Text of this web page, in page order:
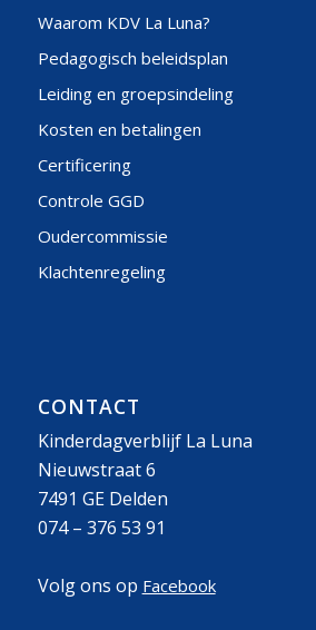
Waarom KDV La Luna?
Pedagogisch beleidsplan
Leiding en groepsindeling
Kosten en betalingen
Certificering
Controle GGD
Oudercommissie
Klachtenregeling
CONTACT
Kinderdagverblijf La Luna
Nieuwstraat 6
7491 GE Delden
074 – 376 53 91
Volg ons op Facebook